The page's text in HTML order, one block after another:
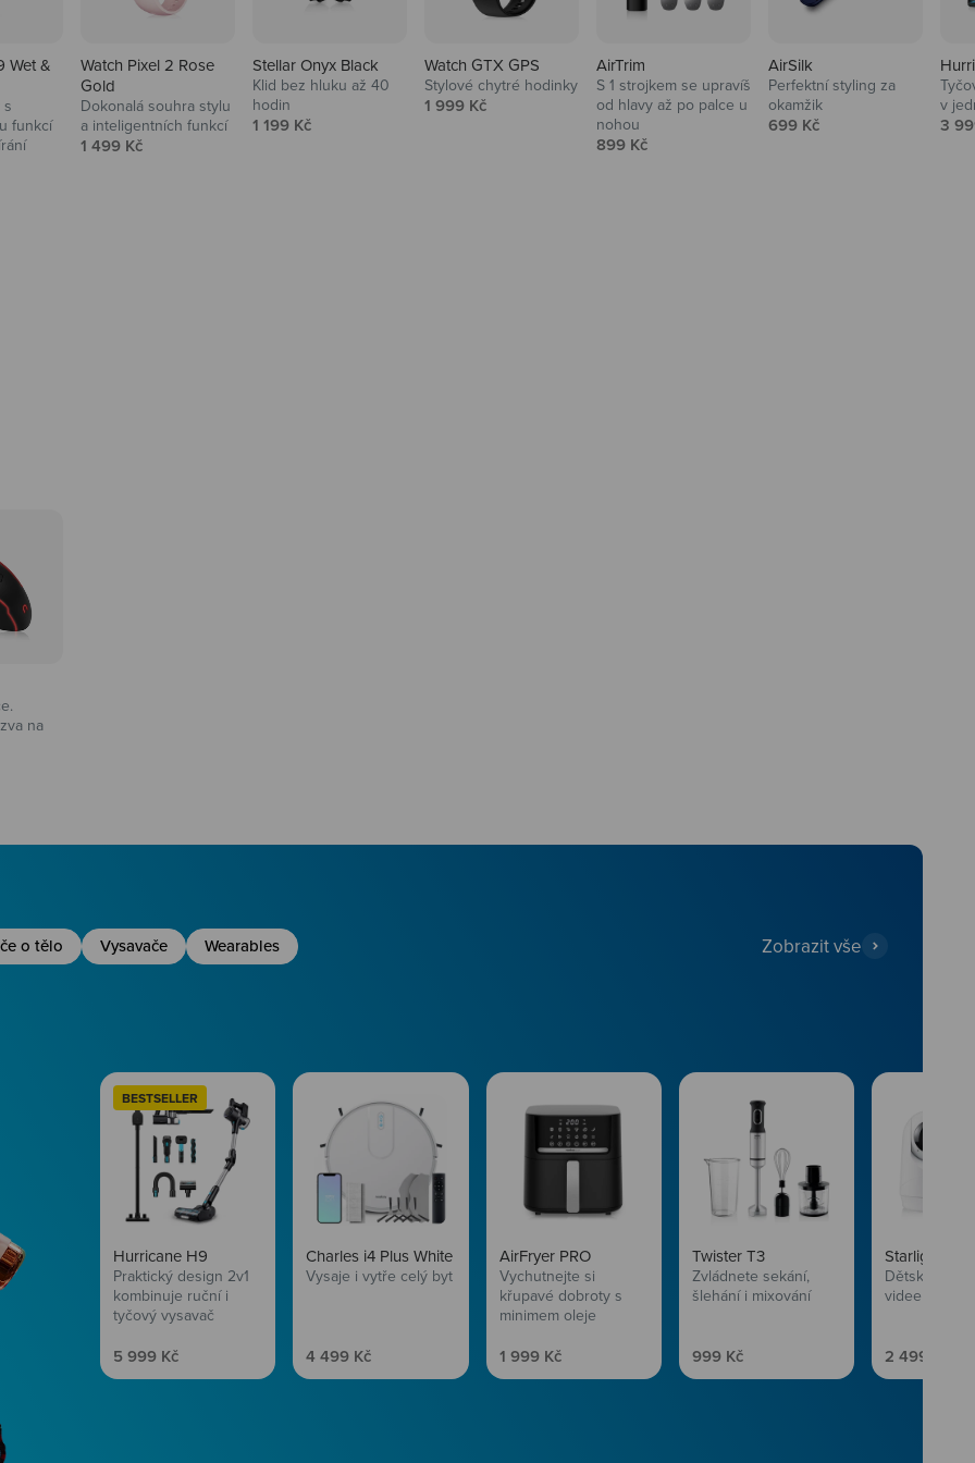
Wet &
s
funkcí
Watch Pixel 2 Rose
Gold
Dokonalá souhra stylu
a inteligentních funkcí
Prodejní cena
1 499 Kč
Stellar Onyx Black
Klid bez hluku až 40
hodin
Prodejní cena
1 199 Kč
Watch GTX GPS
Stylové chytré hodinky
Prodejní cena
1 999 Kč
AirTrim
S 1 strojkem se upravíš
od hlavy až po palce u
nohou
Prodejní cena
899 Kč
AirSilk
Perfektní styling za
okamžik
Prodejní cena
699 Kč
v
3
na
o tělo Vysavače Wearables Zobrazit vše
BESTSELLER
Hurricane H9
Praktický design 2v1
kombinuje ruční i
tyčový vysavač
Prodejní cena
5 999 Kč
Charles i4 Plus White
Vysaje i vytře celý byt
Prodejní cena
4 499 Kč
AirFryer PRO
Vychutnejte si
křupavé dobroty s
minimem oleje
Prodejní cena
1 999 Kč
Twister T3
Zvládnete sekání,
šlehání i mixování
Prodejní cena
999 Kč
Starlight SL5
Dětská
videem
Prodejní
2 499 Kč
Péče o vlasy